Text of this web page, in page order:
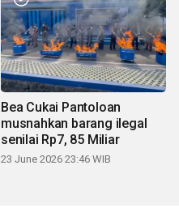
Bea Cukai Pantoloan
musnahkan barang ilegal
senilai Rp7, 85 Miliar
23 June 2026 23:46 WIB